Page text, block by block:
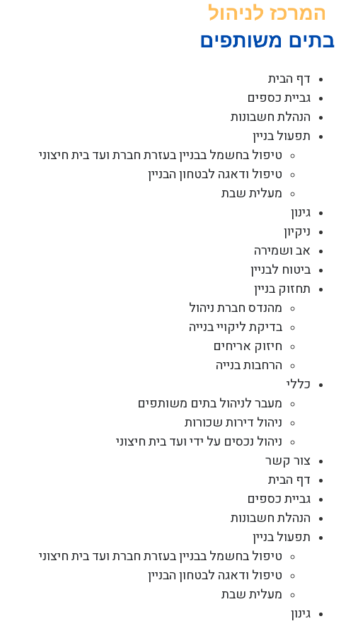
דף הבית
גביית כספים
הנהלת חשבונות
תפעול בניין
טיפול בחשמל בבניין בעזרת חברת ועד בית חיצוני
טיפול ודאגה לבטחון הבניין
מעלית שבת
גינון
ניקיון
אב ושמירה
ביטוח לבניין
תחזוק בניין
מהנדס חברת ניהול
בדיקת ליקויי בנייה
חיזוק אריחים
הרחבות בנייה
כללי
מעבר לניהול בתים משותפים
ניהול דירות שכורות
ניהול נכסים על ידי ועד בית חיצוני
צור קשר
דף הבית
גביית כספים
הנהלת חשבונות
תפעול בניין
טיפול בחשמל בבניין בעזרת חברת ועד בית חיצוני
טיפול ודאגה לבטחון הבניין
מעלית שבת
גינון